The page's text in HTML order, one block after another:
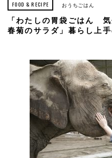
FOOD & RECIPE おうちごはん
「わたしの胃袋ごはん
春菊のサラダ」暮らし上